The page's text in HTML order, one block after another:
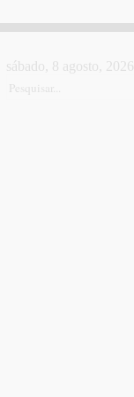
sábado, 8 agosto, 2026